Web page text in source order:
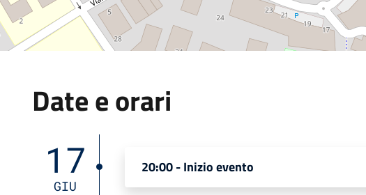
Date e orari
17
GIU
20:00 - Inizio evento